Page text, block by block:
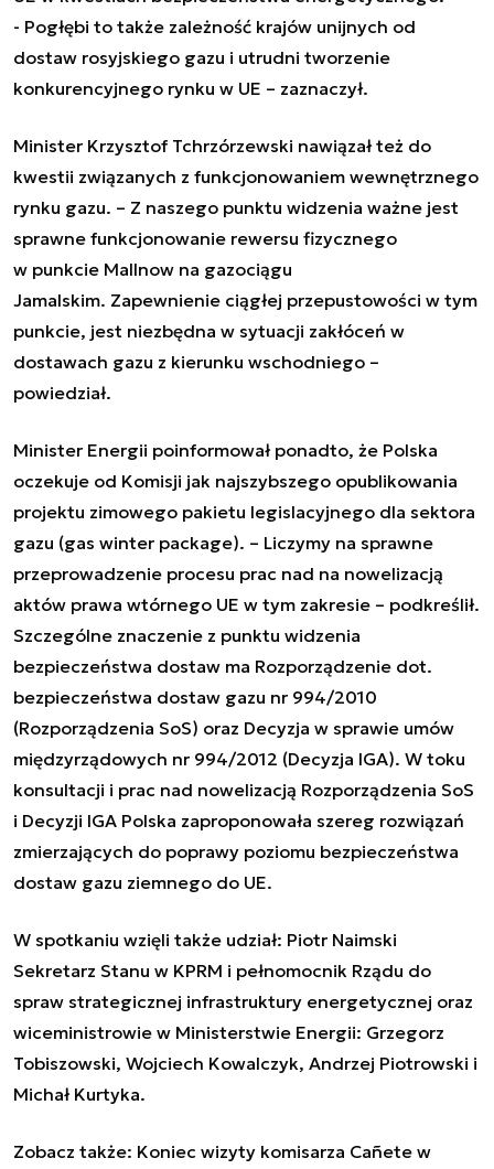
- Pogłębi to także zależność krajów unijnych od
dostaw rosyjskiego gazu i utrudni tworzenie
konkurencyjnego rynku w UE – zaznaczył.
Minister Krzysztof Tchrzórzewski nawiązał też do
kwestii związanych z funkcjonowaniem wewnętrznego
rynku gazu. – Z naszego punktu widzenia ważne jest
sprawne funkcjonowanie rewersu fizycznego
w punkcie Mallnow na gazociągu
Jamalskim. Zapewnienie ciągłej przepustowości w tym
punkcie, jest niezbędna w sytuacji zakłóceń w
dostawach gazu z kierunku wschodniego –
powiedział.
Minister Energii poinformował ponadto, że Polska
oczekuje od Komisji jak najszybszego opublikowania
projektu zimowego pakietu legislacyjnego dla sektora
gazu (gas winter package). – Liczymy na sprawne
przeprowadzenie procesu prac nad na nowelizacją
aktów prawa wtórnego UE w tym zakresie – podkreślił.
Szczególne znaczenie z punktu widzenia
bezpieczeństwa dostaw ma Rozporządzenie dot.
bezpieczeństwa dostaw gazu nr 994/2010
(Rozporządzenia SoS) oraz Decyzja w sprawie umów
międzyrządowych nr 994/2012 (Decyzja IGA). W toku
konsultacji i prac nad nowelizacją Rozporządzenia SoS
i Decyzji IGA Polska zaproponowała szereg rozwiązań
zmierzających do poprawy poziomu bezpieczeństwa
dostaw gazu ziemnego do UE.
W spotkaniu wzięli także udział: Piotr Naimski
Sekretarz Stanu w KPRM i pełnomocnik Rządu do
spraw strategicznej infrastruktury energetycznej oraz
wiceministrowie w Ministerstwie Energii: Grzegorz
Tobiszowski, Wojciech Kowalczyk, Andrzej Piotrowski i
Michał Kurtyka.
Zobacz także: Koniec wizyty komisarza Cañete w